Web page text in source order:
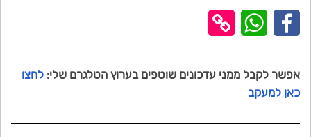
אפשר לקבל ממני עדכונים שוטפים בערוץ הטלגרם שלי: לחצו
כאן למעקב